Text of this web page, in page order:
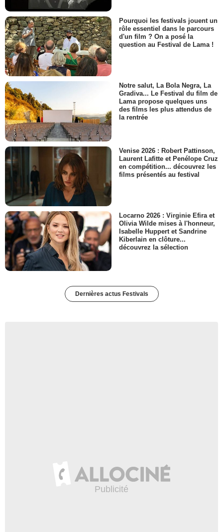
Pourquoi les festivals jouent un
rôle essentiel dans le parcours
d'un film ? On a posé la
question au Festival de Lama !
Notre salut, La Bola Negra, La
Gradiva... Le Festival du film de
Lama propose quelques uns
des films les plus attendus de
la rentrée
Venise 2026 : Robert Pattinson,
Laurent Lafitte et Penélope Cruz
en compétition... découvrez les
films présentés au festival
Locarno 2026 : Virginie Efira et
Olivia Wilde mises à l'honneur,
Isabelle Huppert et Sandrine
Kiberlain en clôture...
découvrez la sélection
Dernières actus Festivals